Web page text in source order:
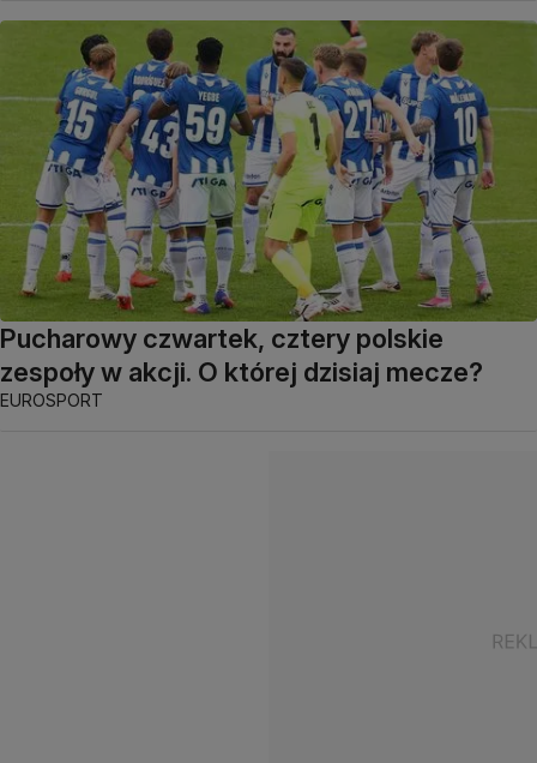
Pucharowy czwartek, cztery polskie
zespoły w akcji. O której dzisiaj mecze?
EUROSPORT